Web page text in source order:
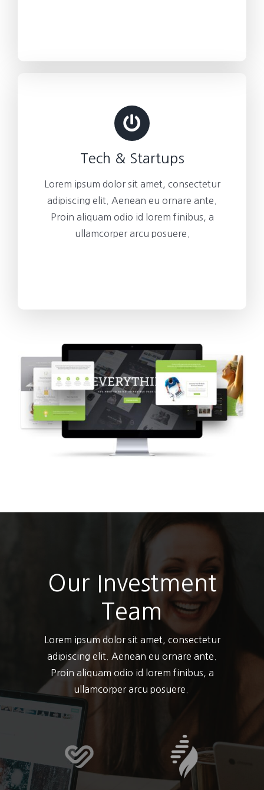
Tech & Startups
Lorem ipsum dolor sit amet, consectetur
adipiscing elit. Aenean eu ornare ante.
Proin aliquam odio id lorem finibus, a
ullamcorper arcu posuere.
Our Investment
Team
Lorem ipsum dolor sit amet, consectetur
adipiscing elit. Aenean eu ornare ante.
Proin aliquam odio id lorem finibus, a
ullamcorper arcu posuere.